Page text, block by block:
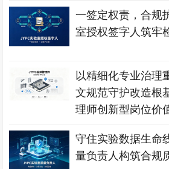
一签定权责，合规
室授权签字人筑牢
以精细化专业治理
文规范守护改造
理师创新型岗位价
守住实验数据生命
量负责人构筑合规